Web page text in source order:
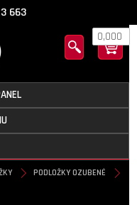
663
0,000
PODLOŽKY OZUBENÉ